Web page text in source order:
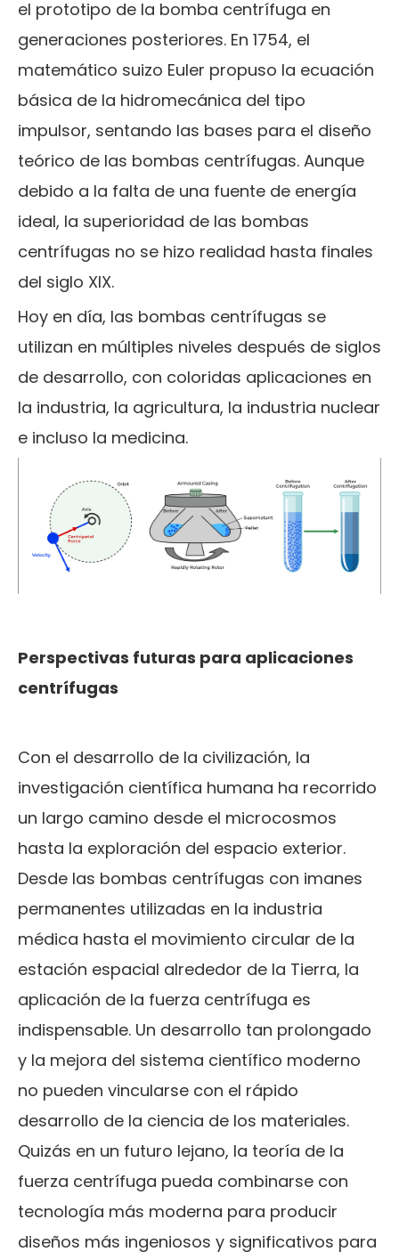
el prototipo de la bomba centrífuga en
generaciones posteriores. En 1754, el
matemático suizo Euler propuso la ecuación
básica de la hidromecánica del tipo
impulsor, sentando las bases para el diseño
teórico de las bombas centrífugas. Aunque
debido a la falta de una fuente de energía
ideal, la superioridad de las bombas
centrífugas no se hizo realidad hasta finales
del siglo XIX.
Hoy en día, las bombas centrífugas se
utilizan en múltiples niveles después de siglos
de desarrollo, con coloridas aplicaciones en
la industria, la agricultura, la industria nuclear
e incluso la medicina.
Perspectivas futuras para aplicaciones
centrífugas
Con el desarrollo de la civilización, la
investigación científica humana ha recorrido
un largo camino desde el microcosmos
hasta la exploración del espacio exterior.
Desde las bombas centrífugas con imanes
permanentes utilizadas en la industria
médica hasta el movimiento circular de la
estación espacial alrededor de la Tierra, la
aplicación de la fuerza centrífuga es
indispensable. Un desarrollo tan prolongado
y la mejora del sistema científico moderno
no pueden vincularse con el rápido
desarrollo de la ciencia de los materiales.
Quizás en un futuro lejano, la teoría de la
fuerza centrífuga pueda combinarse con
tecnología más moderna para producir
diseños más ingeniosos y significativos para